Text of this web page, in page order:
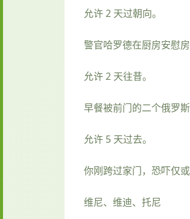
允许 2 天过朝向。
警官哈罗德在厨房安慰
允许 2 天往昔。
早餐被前门的二个俄罗
允许 5 天过去。
你刚跨过家门，恐吓仅
维尼、维迪、托尼